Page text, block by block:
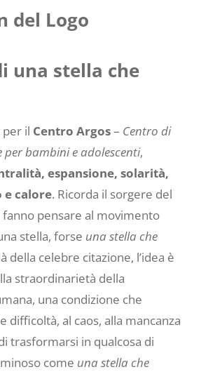
del Logo
una stella che
per il Centro Argos– Centro di
bambini e adolescenti,
espansione, solarità,
calore. Ricorda il sorgere del
fanno pensare al movimento
stella, forse una stella che
della celebre citazione, l’idea è
straordinarietà della
una condizione che
difficoltà, al caos, alla mancanza
trasformarsi in qualcosa di
come una stella che